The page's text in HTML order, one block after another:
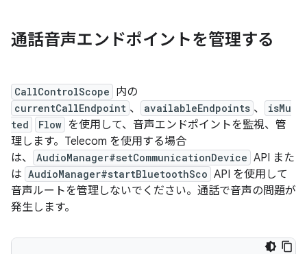
通話音声エンドポイントを管理する
CallControlScope 内の
currentCallEndpoint 、 availableEndpoints 、
isMu
ted
Flow を使用して、音声エンドポイントを監視、管
理します。Telecom を使用する場合
は、
AudioManager#setCommunicationDevice API また
は AudioManager#startBluetoothSco API を使用して
音声ルートを管理しないでください。通話で音声の問題が
発生します。